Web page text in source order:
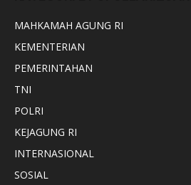
MAHKAMAH AGUNG RI
KEMENTERIAN
PEMERINTAHAN
TNI
POLRI
KEJAGUNG RI
INTERNASIONAL
SOSIAL